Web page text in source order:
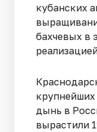
кубанских
бахчевых в
дынь в
вырастили